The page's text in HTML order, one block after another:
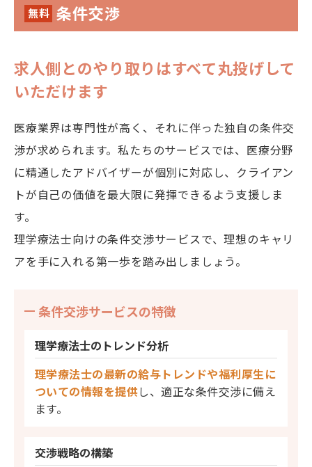
無料 条件交渉
求人側とのやり取りはすべて丸投げして
いただけます
医療業界は専門性が高く、それに伴った独自の条件交
渉が求められます。私たちのサービスでは、医療分野
に精通したアドバイザーが個別に対応し、クライアン
トが自己の価値を最大限に発揮できるよう支援しま
す。
理学療法士向けの条件交渉サービスで、理想のキャリ
アを手に入れる第一歩を踏み出しましょう。
条件交渉サービスの特徴
理学療法士の トレンド分析
理学療法士の最新の給与トレンドや福利厚生に
ついての情報を提供し、適正な条件交渉に備え
ます。
交渉戦略の構築